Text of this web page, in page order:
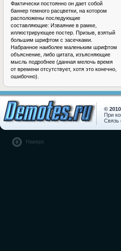
Фактически постоянно он дает собой
баннер темного расцветки, на котором
расположены последующие
составляющие: Изваяние в рамке,
иллюстрирующее постер. Призыв, взятый
большим шрифтом с засечками.
Набранное наиболее маленьким шрифтом
объяснение, либо цитата, изъясняющие
мысль подробнее (данная мелочь время
от времени отсутствует, хотя это конечно,
ошибочно).
©
При
Связь
Наверх